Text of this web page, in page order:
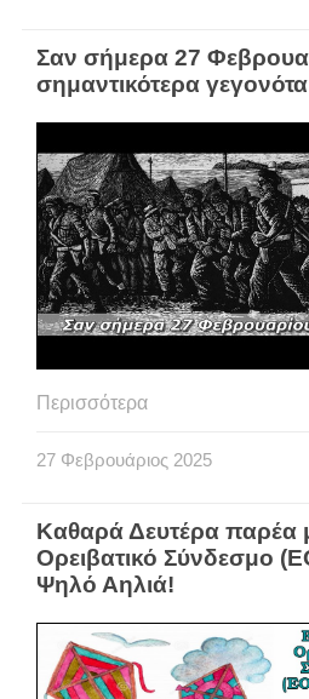
Σαν σήμερα 27
σημαντικότερα γεγονότα
Περισσότερα
27 Φεβρουάριος 2025
Καθαρά Δευτέρα παρέα
Ορειβατικό Σύνδεσμο
Ψηλό Αηλιά!